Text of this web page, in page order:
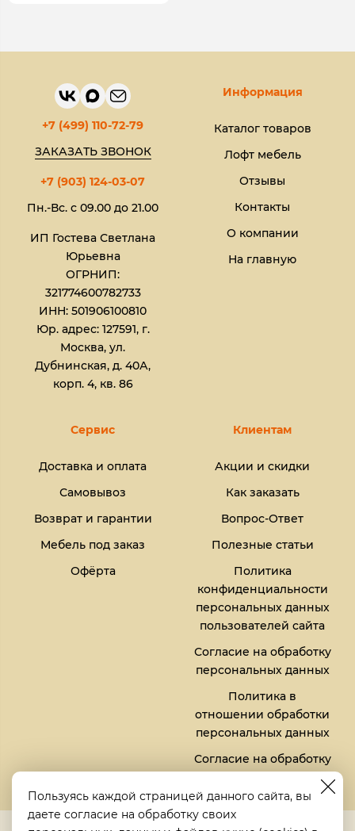
+7 (499) 110-72-79
ЗАКАЗАТЬ ЗВОНОК
+7 (903) 124-03-07
Пн.-Вс. с 09.00 до 21.00
ИП Гостева Светлана
Юрьевна​
ОГРНИП:
321774600782733
ИНН: 501906100810
Юр. адрес: 127591, г.
Москва, ул.
Дубнинская, д. 40А,
корп. 4, кв. 86
Информация
Каталог товаров
Лофт мебель
Отзывы
Контакты
О компании
На главную
Сервис
Доставка и оплата
Самовывоз
Возврат и гарантии
Мебель под заказ
Офёрта
Клиентам
Акции и скидки
Как заказать
Вопрос-Ответ
Полезные статьи
Политика
конфиденциальности
персональных данных
пользователей сайта
Согласие на обработку
персональных данных
Политика в
отношении обработки
персональных данных
Согласие на обработку
файлов кукис (cookies)
Пользуясь каждой страницей данного сайта, вы
даете согласие на обработку своих